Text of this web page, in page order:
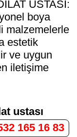
USTASI:
boya
malzemelerle
estetik
ve uygun
iletişime
ustası
165 16 83